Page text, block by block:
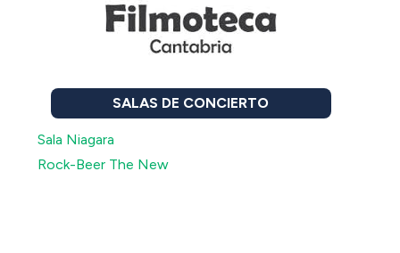
SALAS DE CONCIERTO
Sala Niagara
Rock-Beer The New